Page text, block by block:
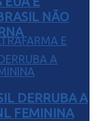
NÃO
DERRUBA A
FEMININA